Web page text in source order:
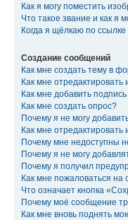
Как я могу поместить
Что такое звание и как я
Когда я щёлкаю по
Создание сообщений
Как мне создать тему в
Как мне
Как мне добавить
Как мне создать опрос?
Почему я не могу
Как мне отредактировать
Почему мне недоступны
Почему я не могу
Почему я получил
Как мне пожаловаться
Что означает кнопка
Почему моё сообщение
Как мне вновь поднять